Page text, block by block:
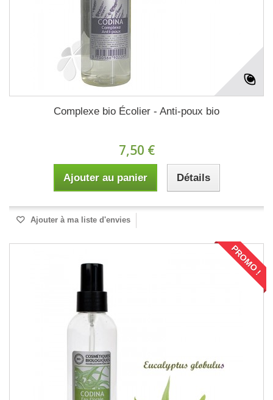
Complexe bio Écolier - Anti-poux bio
7,50 €
Ajouter au panier Détails
Ajouter à ma liste d'envies
PROMO !